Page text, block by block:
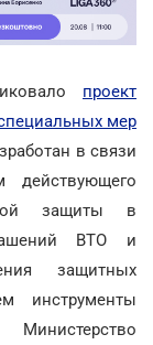
проект
мер
в связи
действующего
защиты в
ВТО и
защитных
инструменты